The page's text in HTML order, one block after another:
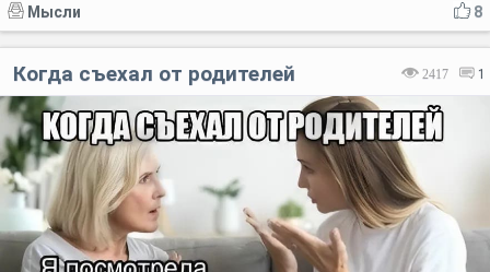
8
Мысли
2417 1
Когда съехал от родителей